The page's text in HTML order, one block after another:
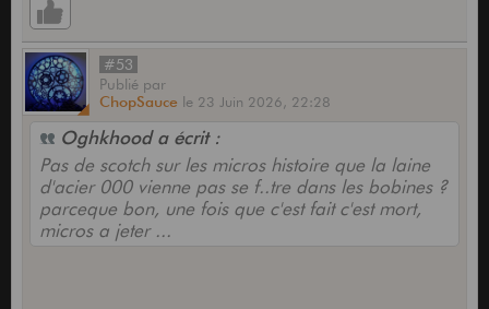
#53
Publié par
ChopSauce le 23 Juin 2026, 22:28
Oghkhood a écrit :
Pas de scotch sur les micros histoire que la laine
d'acier 000 vienne pas se f..tre dans les bobines ?
parceque bon, une fois que c'est fait c'est mort,
micros a jeter ...